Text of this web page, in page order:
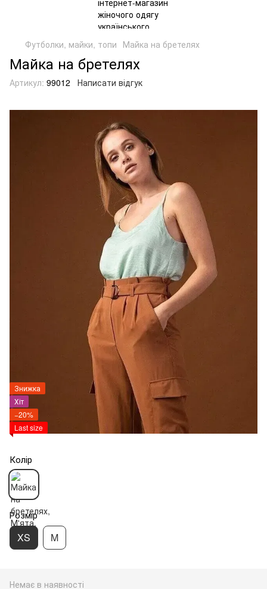
Футболки, майки, топи Майка на бретелях
Майка на бретелях
Артикул: 99012 Написати відгук
Знижка
Хіт
−20%
Last size
Колір
Розмір
XS M
Немає в наявності